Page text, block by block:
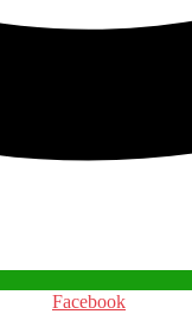
Facebook